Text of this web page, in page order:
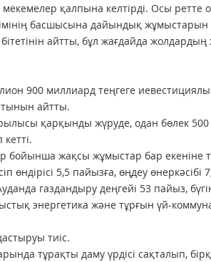
қалпына келтірді. Осы ретте
басшысына дайындық
айтты, бұл жағдайда
900 миллиард теңгеге
айтты.
қарқынды жүруде, одан бөлек
бойынша жақсы жұмыстар бар екеніне
5,5 пайызға, өңдеу өнеркәсібі
газдандыру деңгейі 53 пайыз,
энергетика және тұрғын үй-
тиіс.
тұрақты даму үрдісі сақталып,